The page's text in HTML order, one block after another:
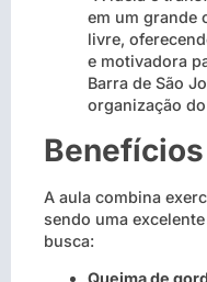
em um grande
livre,
e motivadora
Barra de São
organização
A aula combina
sendo uma
busca:
Queima de